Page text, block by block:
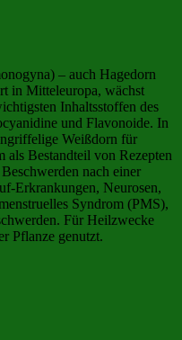
– auch Hagedorn
in Mitteleuropa, wächst
Inhaltsstoffen des
und Flavonoide. In
Weißdorn für
als Bestandteil von Rezepten
nach einer
Erkrankungen, Neurosen,
Syndrom (PMS),
Für Heilzwecke
Pflanze genutzt.